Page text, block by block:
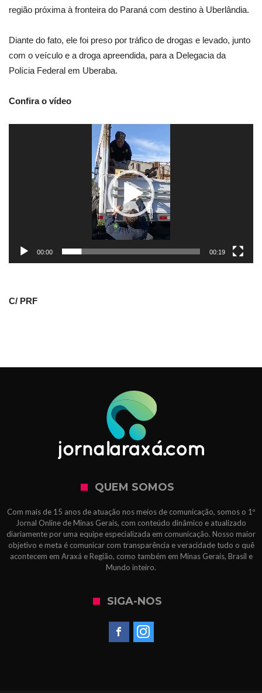
região próxima à fronteira do Paraná com destino à Uberlândia.
Diante do fato, ele foi preso por tráfico de drogas e levado, junto
com o veículo e a droga apreendida, para a Delegacia da
Polícia Federal em Uberaba.
Confira o vídeo
00:00 00:19
C/ PRF
QUEM SOMOS
Com mais de 15 anos de atuação nos meios de comunicação, somos o 1º
Jornal Online de Minas Gerais, com conteúdo dinâmico e atualizado
diariamente por uma equipe especializada em comunicação. Nosso maior
objetivo e meta é comunicar com transparência e veracidade tudo o quê
acontecem em Araxá e Região, como também em Minas Gerais, Brasil e
Mundo inteiro.
SIGA-NOS